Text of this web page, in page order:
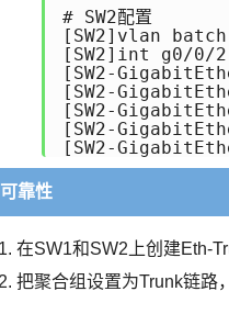
# SW2配置
[SW2]vlan
[SW2]int g0/0/2
[SW2-
[SW2-
[SW2-
[SW2-
可靠性
在SW1和SW2上创建Eth-
把聚合组设置为Trunk链路